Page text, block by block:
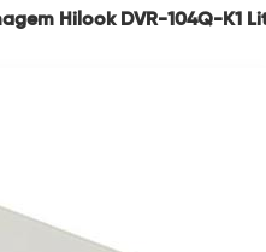
Hilook DVR-104Q-K1